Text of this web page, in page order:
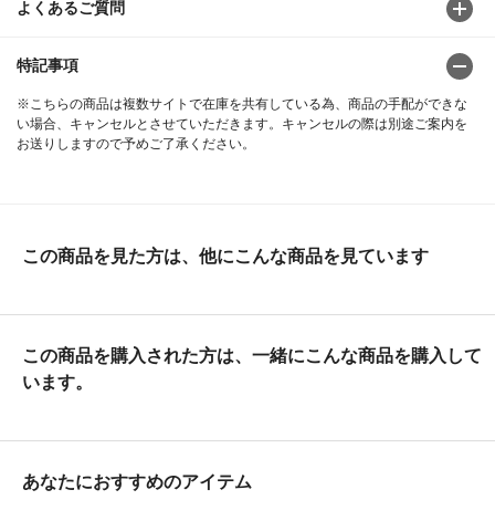
よくあるご質問
特記事項
※こちらの商品は複数サイトで在庫を共有している為、商品の手配ができな
い場合、キャンセルとさせていただきます。キャンセルの際は別途ご案内を
お送りしますので予めご了承ください。
この商品を見た方は、他にこんな商品を見ています
この商品を購入された方は、一緒にこんな商品を購入して
います。
あなたにおすすめのアイテム